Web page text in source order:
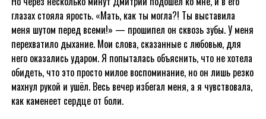
глазах стояла ярость. «Мать, как ты могла?! Ты выставила
меня шутом перед всеми!» — прошипел он сквозь зубы. У меня
перехватило дыхание. Мои слова, сказанные с любовью, для
него оказались ударом. Я попыталась объяснить, что не хотела
обидеть, что это просто милое воспоминание, но он лишь резко
махнул рукой и ушёл. Весь вечер избегал меня, а я чувствовала,
как каменеет сердце от боли.